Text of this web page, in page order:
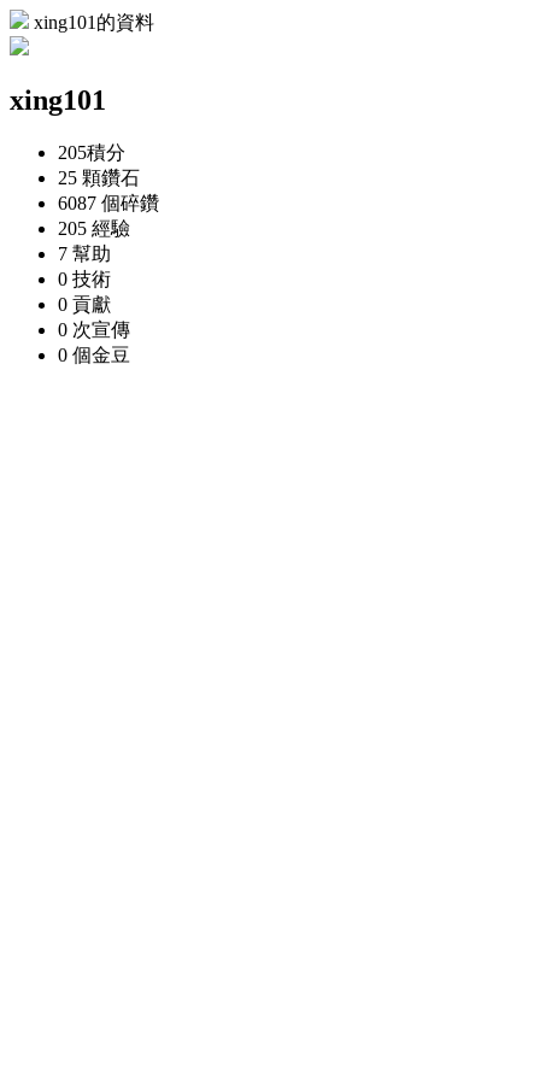
xing101的資料
xing101
205積分
25 顆鑽石
6087 個碎鑽
205 經驗
7 幫助
0 技術
0 貢獻
0 次宣傳
0 個金豆